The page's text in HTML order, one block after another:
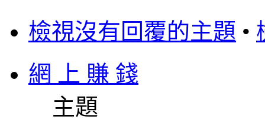
檢視沒有回覆的主題 •
網 上 賺 錢
主題